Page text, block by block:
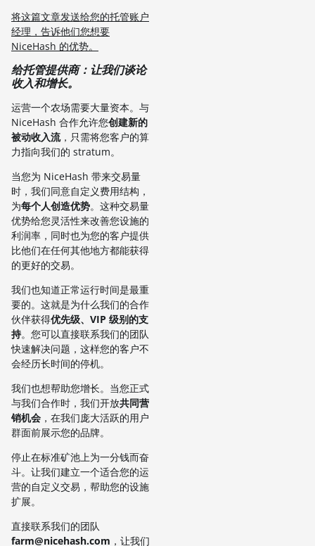
将这篇文章发送给您的托管账户
经理，告诉他们您想要
NiceHash 的优势。
给托管提供商：让我们谈论
收入和增长。
运营一个农场需要大量资本。与
NiceHash 合作允许您创建新的
被动收入流，只需将您客户的算
力指向我们的 stratum。
当您为 NiceHash 带来交易量
时，我们同意自定义费用结构，
为每个人创造优势。这种交易量
优势给您灵活性来改善您设施的
利润率，同时也为您的客户提供
比他们在任何其他地方都能获得
的更好的交易。
我们也知道正常运行时间是最重
要的。这就是为什么我们的合作
伙伴获得优先级、VIP 级别的支
持。您可以直接联系我们的团队
快速解决问题，这样您的客户不
会经历长时间的停机。
我们也想帮助您增长。当您正式
与我们合作时，我们开放共同营
销机会 ，在我们庞大活跃的用户
群面前展示您的品牌。
停止在标准矿池上为一分钱而奋
斗。让我们建立一个适合您的运
营的自定义交易，帮助您的设施
扩展。
直接联系我们的团队
farm@nicehash.com ，让我们